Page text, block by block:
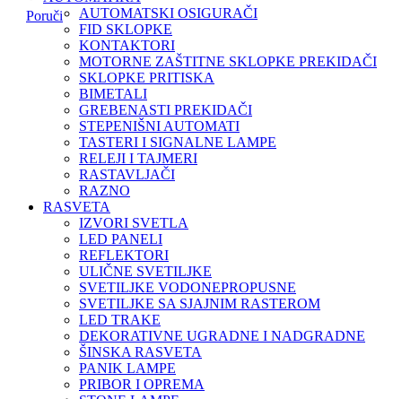
Poruči
AUTOMATSKI OSIGURAČI
FID SKLOPKE
KONTAKTORI
MOTORNE ZAŠTITNE SKLOPKE PREKIDAČI
SKLOPKE PRITISKA
BIMETALI
GREBENASTI PREKIDAČI
STEPENIŠNI AUTOMATI
TASTERI I SIGNALNE LAMPE
RELEJI I TAJMERI
RASTAVLJAČI
RAZNO
RASVETA
IZVORI SVETLA
LED PANELI
REFLEKTORI
ULIČNE SVETILJKE
SVETILJKE VODONEPROPUSNE
SVETILJKE SA SJAJNIM RASTEROM
LED TRAKE
DEKORATIVNE UGRADNE I NADGRADNE
ŠINSKA RASVETA
PANIK LAMPE
PRIBOR I OPREMA